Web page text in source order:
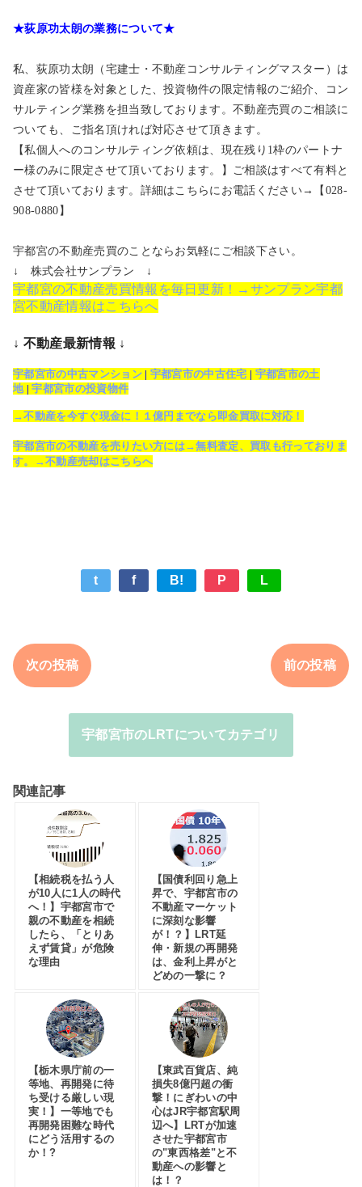
★荻原功太朗の業務について★
私、荻原功太朗（宅建士・不動産コンサルティングマスター）は
資産家の皆様を対象とした、投資物件の限定情報のご紹介、コン
サルティング業務を担当致しております。不動産売買のご相談に
ついても、ご指名頂ければ対応させて頂きます。
【私個人へのコンサルティング依頼は、現在残り1枠のパートナ
ー様のみに限定させて頂いております。】ご相談はすべて有料と
させて頂いております。詳細はこちらにお電話ください→【028-
908-0880】
宇都宮の不動産売買のことならお気軽にご相談下さい。
↓ 株式会社サンプラン ↓
宇都宮の不動産売買情報を毎日更新！→サンプラン宇都
宮不動産情報はこちらへ
↓ 不動産最新情報 ↓
宇都宮市の中古マンション| 宇都宮市の中古住宅 | 宇都宮市の土
地|宇都宮市の投資物件
→不動産を今すぐ現金に！１億円までなら即金買取に対応！
宇都宮市の不動産を売りたい方には→無料査定、買取も行っておりま
す。→不動産売却はこちらへ
t f B! P L
次の投稿 前の投稿
宇都宮市のLRTについてカテゴリ
関連記事
【相続税を払う人
が10人に1人の時代
へ！】宇都宮市で
親の不動産を相続
したら、「とりあ
えず賃貸」が危険
な理由
【国債利回り急上
昇で、宇都宮市の
不動産マーケット
に深刻な影響
が！？】LRT延
伸・新規の再開発
は、金利上昇がと
どめの一撃に？
【栃木県庁前の一
等地、再開発に待
ち受ける厳しい現
実！】一等地でも
再開発困難な時代
にどう活用するの
か！?
【東武百貨店、純
損失8億円超の衝
撃！にぎわいの中
心はJR宇都宮駅周
辺へ】LRTが加速
させた宇都宮市
の"東西格差"と不
動産への影響と
は！？